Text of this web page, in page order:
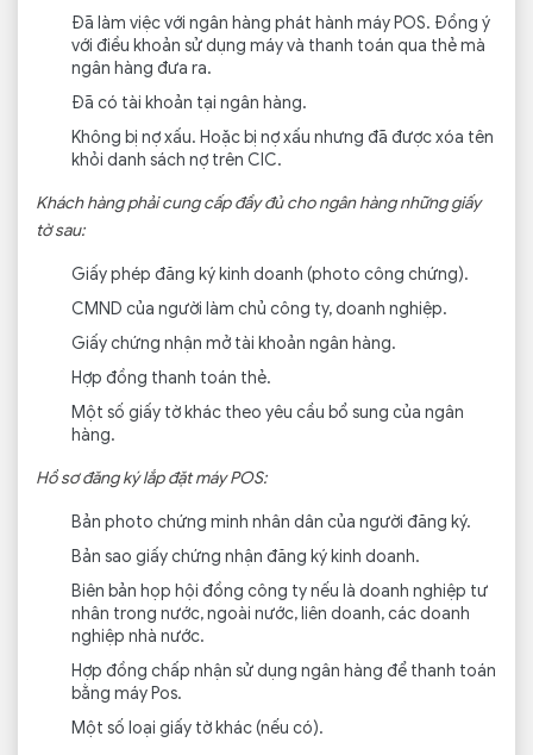
Đã làm việc với ngân hàng phát hành máy POS. Đồng ý
với điều khoản sử dụng máy và thanh toán qua thẻ mà
ngân hàng đưa ra.
Đã có tài khoản tại ngân hàng.
Không bị nợ xấu. Hoặc bị nợ xấu nhưng đã được xóa tên
khỏi danh sách nợ trên CIC.
Khách hàng phải cung cấp đầy đủ cho ngân hàng những giấy
tờ sau:
Giấy phép đăng ký kinh doanh (photo công chứng).
CMND của người làm chủ công ty, doanh nghiệp.
Giấy chứng nhận mở tài khoản ngân hàng.
Hợp đồng thanh toán thẻ.
Một số giấy tờ khác theo yêu cầu bổ sung của ngân
hàng.
Hồ sơ đăng ký lắp đặt máy POS:
Bản photo chứng minh nhân dân của người đăng ký.
Bản sao giấy chứng nhận đăng ký kinh doanh.
Biên bản họp hội đồng công ty nếu là doanh nghiệp tư
nhân trong nước, ngoài nước, liên doanh, các doanh
nghiệp nhà nước.
Hợp đồng chấp nhận sử dụng ngân hàng để thanh toán
bằng máy Pos.
Một số loại giấy tờ khác (nếu có).